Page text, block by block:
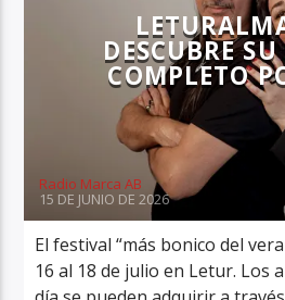
DESCUBRE
COMPLETO
Radio Marca AB
15 DE JUNIO DE 2026
El festival “más bonico del
16 al 18 de julio en Letur. Los